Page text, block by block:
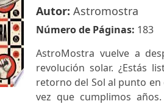
Autor: Astromostra
Número de Páginas: 183
AstroMostra vuelve a
revolución solar. ¿Estás
retorno del Sol al punto
vez que cumplimos